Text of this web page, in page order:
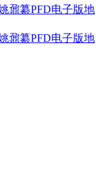
鼐纂PFD电子版地
鼐纂PFD电子版地